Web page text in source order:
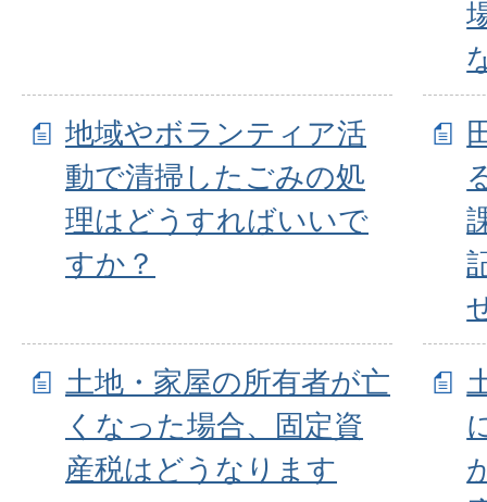
地域やボランティア活
動で清掃したごみの処
理はどうすればいいで
すか？
土地・家屋の所有者が亡
くなった場合、固定資
産税はどうなります